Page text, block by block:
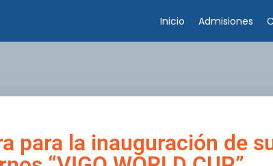
Inicio Admisiones
para la inauguración de